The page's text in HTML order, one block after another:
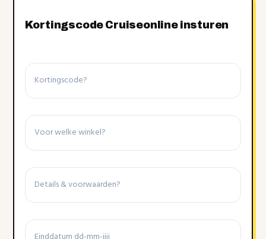
Kortingscode Cruiseonline insturen
Kortingscode
Winkel
Details
voorwaarden
Einddatum